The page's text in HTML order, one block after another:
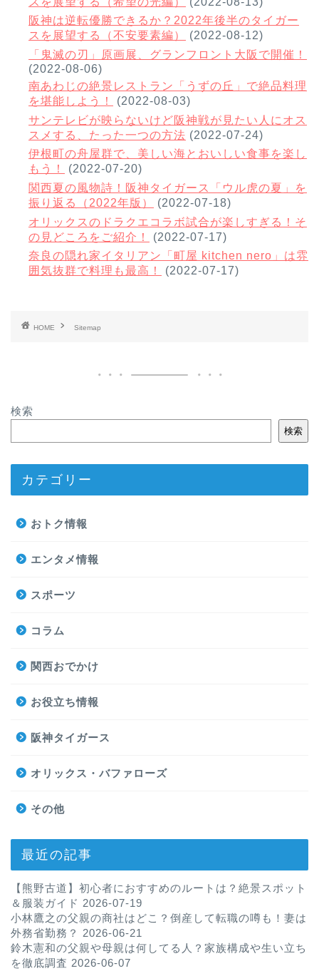
阪神は逆転優勝できるか？2022年後半のタイガー
スを展望する（不安要素編）
(2022-08-12)
「鬼滅の刃」原画展、グランフロント大阪で開催！
(2022-08-06)
南あわじの絶景レストラン「うずの丘」で絶品料理
を堪能しよう！
(2022-08-03)
サンテレビが映らないけど阪神戦が見たい人にオス
スメする、たった一つの方法 (2022-07-24)
伊根町の舟屋群で、美しい海とおいしい食事を楽し
もう！
(2022-07-20)
関西夏の風物詩！阪神タイガース「ウル虎の夏」を
振り返る（2022年版）
(2022-07-18)
オリックスのドラクエコラボ試合が楽しすぎる！そ
の見どころをご紹介！
(2022-07-17)
奈良の隠れ家イタリアン「町屋 kitchen nero」は雰
囲気抜群で料理も最高！
(2022-07-17)
HOME Sitemap
検索
検索
カテゴリー
おトク情報
エンタメ情報
スポーツ
コラム
関西おでかけ
お役立ち情報
阪神タイガース
オリックス・バファローズ
その他
最近の記事
【熊野古道】初心者におすすめのルートは？絶景スポット
＆服装ガイド 2026-07-19
小林鷹之の父親の商社はどこ？倒産して転職の噂も！妻は
外務省勤務？
2026-06-21
鈴木憲和の父親や母親は何してる人？家族構成や生い立ち
を徹底調査 2026-06-07